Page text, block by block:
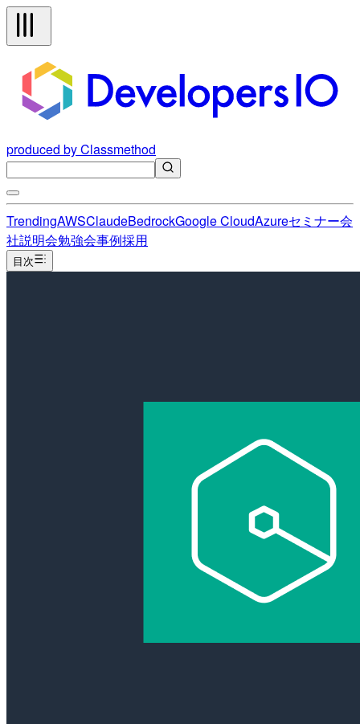
produced by Classmethod
TrendingAWSClaudeBedrockGoogle CloudAzureセミナー会
社説明会勉強会事例採用
目次